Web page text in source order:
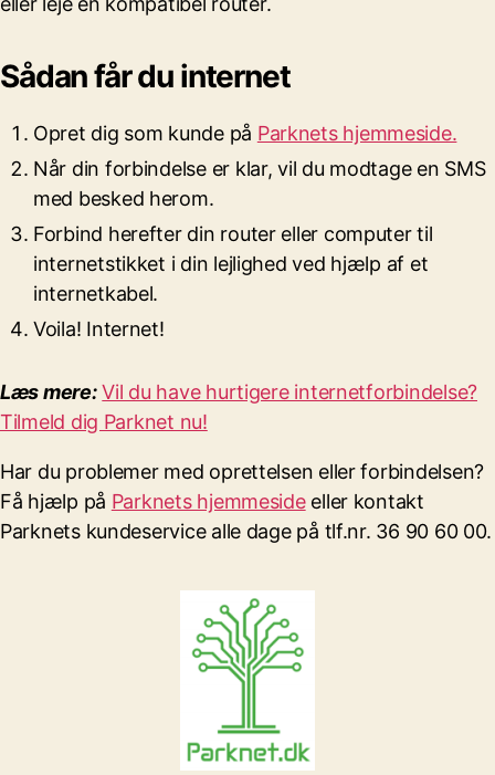
Sådan får du internet
Opret dig som kunde på Parknets hjemmeside.
Når din forbindelse er klar, vil du modtage en SMS
med besked herom.
Forbind herefter din router eller computer til
internetstikket i din lejlighed ved hjælp af et
internetkabel.
Voila! Internet!
Læs mere: Vil du have hurtigere internetforbindelse?
Tilmeld dig Parknet nu!
Har du problemer med oprettelsen eller forbindelsen?
Få hjælp på Parknets hjemmesideeller kontakt
Parknets kundeservice alle dage på tlf.nr. 36 90 60 00.